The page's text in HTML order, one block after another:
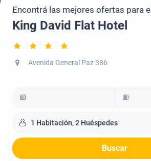
Encontrá las mejores ofertas para el
King David Flat Hotel
Avenida General Paz 386
1 Habitación, 2 Huéspedes
Buscar